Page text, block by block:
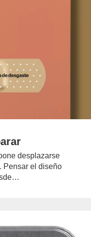
desplazarse
Pensar el diseño